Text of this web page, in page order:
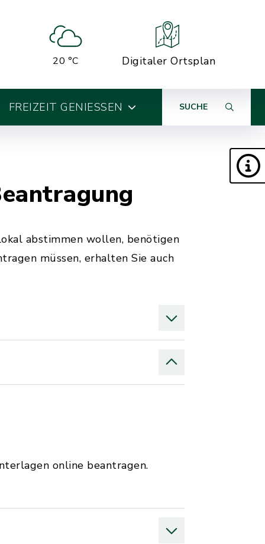
20 °C Digitaler Ortsplan
FREIZEIT GENIESSEN SUCHE
abstimmen wollen, benötigen
müssen, erhalten Sie auch
online beantragen.